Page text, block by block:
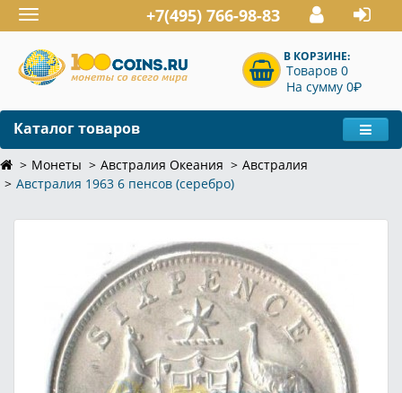
Toggle
navigation
+7(495) 766-98-83
В КОРЗИНЕ:
Товаров 0
На сумму 0P
Каталог товаров
Монеты Австралия Океания
Австралия
Австралия 1963 6 пенсов (серебро)